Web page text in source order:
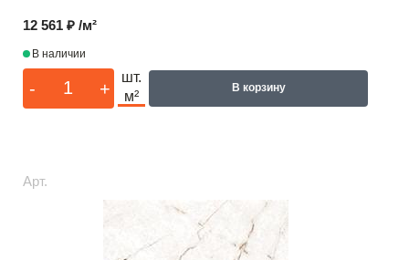
12 561 ₽ /м²
В наличии
- +
шт.
м²
В корзину
Арт.